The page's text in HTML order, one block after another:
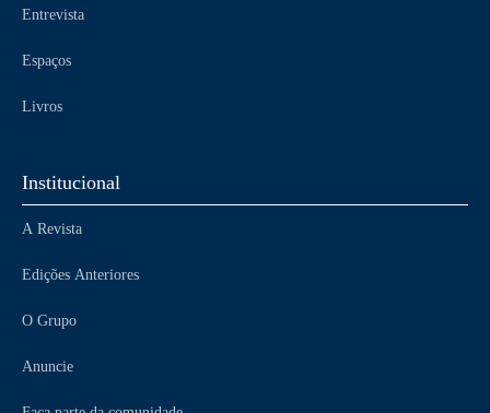
Entrevista
Espaços
Livros
Institucional
A Revista
Edições Anteriores
O Grupo
Anuncie